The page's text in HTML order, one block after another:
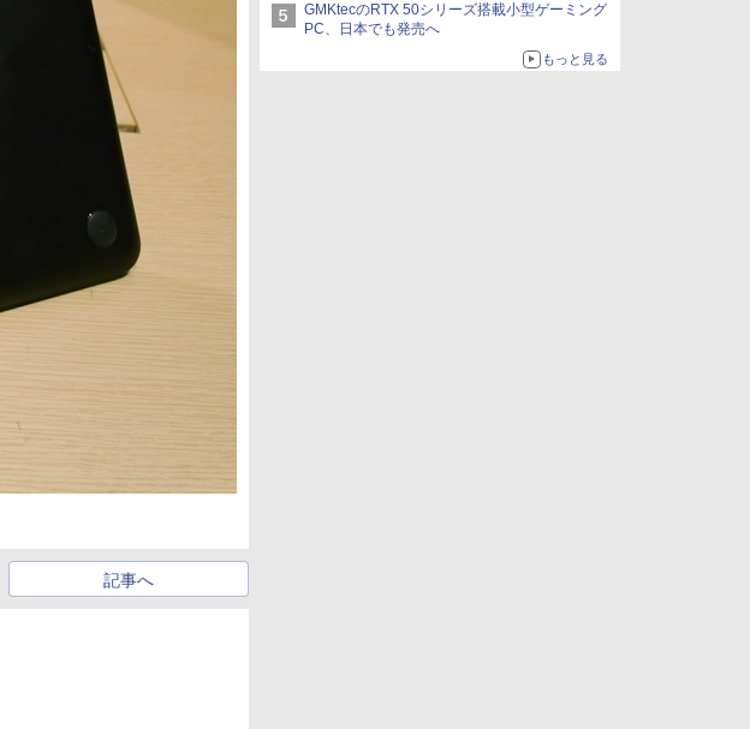
GMKtecのRTX 50シリーズ搭載小型ゲーミング
PC、日本でも発売へ
もっと見る
記事へ